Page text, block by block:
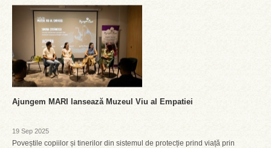
Ajungem MARI lansează Muzeul Viu al Empatiei
19 Sep 2025
Poveștile copiilor și tinerilor din sistemul de protecție prind viață prin